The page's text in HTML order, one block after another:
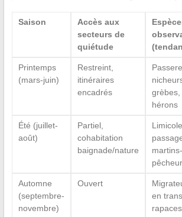
Saison
Accès aux
secteurs de
quiétude
Printemps
(mars-juin)
Restreint,
itinéraires
encadrés
grèbes,
hérons
Été (juillet-
août)
Partiel,
cohabitation
baignade/nature
martins-
Automne
(septembre-
novembre)
Ouvert
en
rapaces